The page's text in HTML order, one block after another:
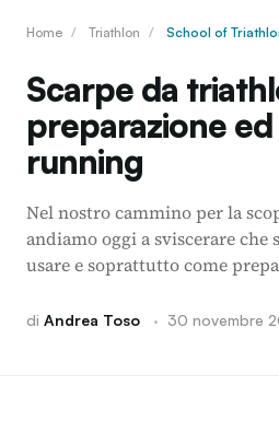
Home / Triathlon / School of
Scarpe da
preparazione
running
Nel nostro cammino per la
andiamo oggi a sviscerare
usare e soprattutto come
di Andrea Toso · 30 novembre